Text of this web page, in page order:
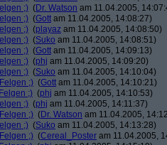
;) (Dr. Watson am 11.04.2005,
;) (Gott am 11.04.2005, 14:08:27)
;) (playaz am 11.04.2005, 14:08:50)
;) (Suko am 11.04.2005, 14:08:51)
;) (Gott am 11.04.2005, 14:09:13)
;) (phj am 11.04.2005, 14:09:20)
;) (Suko am 11.04.2005, 14:10:04)
;) (Gott am 11.04.2005, 14:10:21)
;) (phj am 11.04.2005, 14:10:53)
;) (phj am 11.04.2005, 14:11:37)
;) (Dr. Watson am 11.04.2005,
;) (Suko am 11.04.2005, 14:13:28)
;) (Cereal_Poster am 11.04.2005,